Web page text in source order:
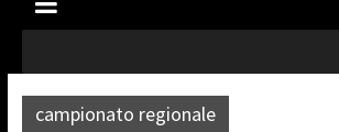
campionato regionale